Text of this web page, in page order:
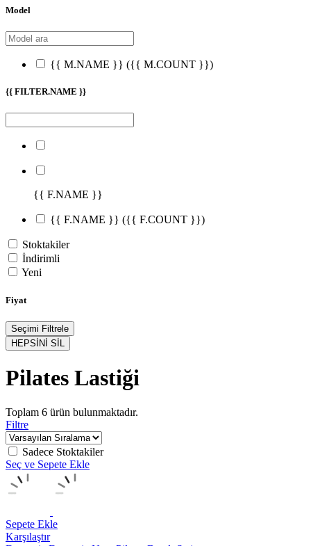
Model
{{ M.NAME }} ({{ M.COUNT }})
{{ FILTER.NAME }}
{{ F.NAME }}
{{ F.NAME }} ({{ F.COUNT }})
Stoktakiler
İndirimli
Yeni
Fiyat
Seçimi Filtrele
HEPSİNİ SİL
Pilates Lastiği
Toplam 6 ürün bulunmaktadır.
Filtre
Sadece Stoktakiler
Seç ve Sepete Ekle
Sepete Ekle
Karşılaştır